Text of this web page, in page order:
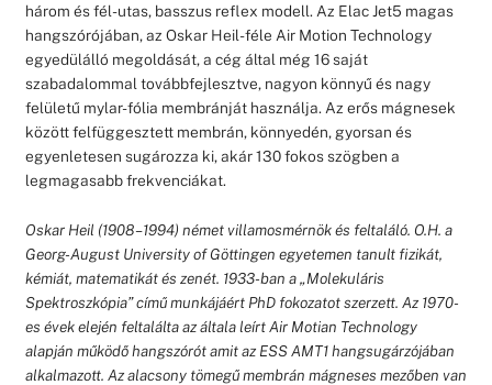
három és fél-utas, basszus reflex modell. Az Elac Jet5 magas
hangszórójában, az Oskar Heil-féle Air Motion Technology
egyedülálló megoldását, a cég által még 16 saját
szabadalommal továbbfejlesztve, nagyon könnyű és nagy
felületű mylar-fólia membránját használja. Az erős mágnesek
között felfüggesztett membrán, könnyedén, gyorsan és
egyenletesen sugározza ki, akár 130 fokos szögben a
legmagasabb frekvenciákat.
Oskar Heil (1908 – 1994) német villamosmérnök és feltaláló. O.H. a
Georg-August University of Göttingen egyetemen tanult fizikát,
kémiát, matematikát és zenét. 1933-ban a „Molekuláris
Spektroszkópia” című munkájáért PhD fokozatot szerzett. Az 1970-
es évek elején feltalálta az általa leírt Air Motian Technology
alapján működő hangszórót amit az ESS AMT1 hangsugárzójában
alkalmazott. Az alacsony tömegű membrán mágneses mezőben van